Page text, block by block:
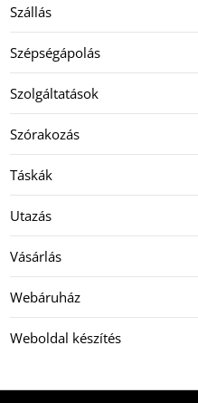
Szállás
Szépségápolás
Szolgáltatások
Szórakozás
Táskák
Utazás
Vásárlás
Webáruház
Weboldal készítés